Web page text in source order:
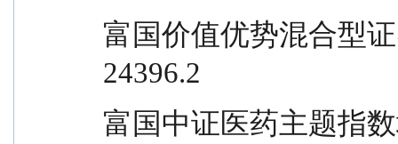
富国价值优势混合型
24396.2
富国中证医药主题指